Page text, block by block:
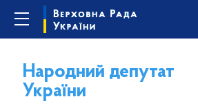
Народний депутат
України